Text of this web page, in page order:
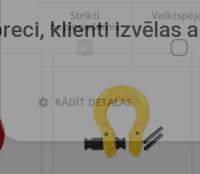
klienti izvēlas
Strikti
nepieciešamie
RĀDĪT DETAĻAS